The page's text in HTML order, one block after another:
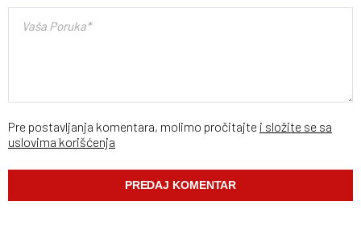
Pre postavljanja komentara, molimo pročitajte i složite se sa
uslovima korišćenja